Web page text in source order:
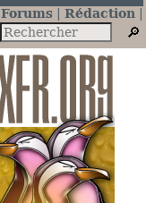
Forums
Rédaction